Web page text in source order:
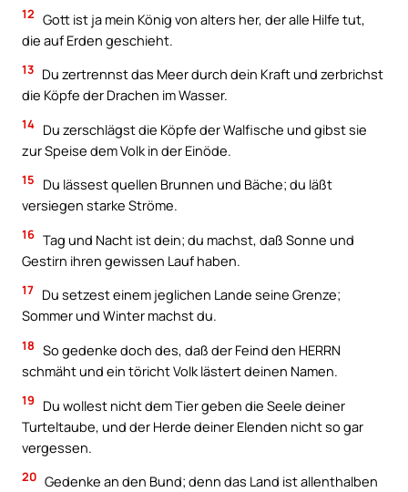
12 Gott ist ja mein König von alters her, der alle Hilfe tut,
die auf Erden geschieht.
13 Du zertrennst das Meer durch dein Kraft und zerbrichst
die Köpfe der Drachen im Wasser.
14 Du zerschlägst die Köpfe der Walfische und gibst sie
zur Speise dem Volk in der Einöde.
15
Du lässest quellen Brunnen und Bäche; du läßt
versiegen starke Ströme.
16 Tag und Nacht ist dein; du machst, daß Sonne und
Gestirn ihren gewissen Lauf haben.
17 Du setzest einem jeglichen Lande seine Grenze;
Sommer und Winter machst du.
18 So gedenke doch des, daß der Feind den HERRN
schmäht und ein töricht Volk lästert deinen Namen.
19
Du wollest nicht dem Tier geben die Seele deiner
Turteltaube, und der Herde deiner Elenden nicht so gar
vergessen.
20 Gedenke an den Bund; denn das Land ist allenthalben